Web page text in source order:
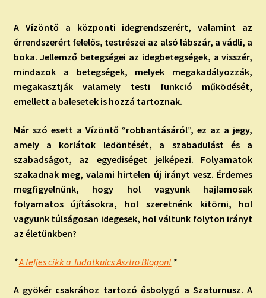
TAROT ELEMZÉS MEGRENDELÉSE LIMITÁLT!
AJÁNDÉKOKKAL!
A Vízöntő a központi idegrendszerért, valamint az
érrendszerért felelős, testrészei az alsó lábszár, a vádli, a
boka. Jellemző betegségei az idegbetegségek, a visszér,
mindazok a betegségek, melyek megakadályozzák,
megakasztják valamely testi funkció működését,
emellett a balesetek is hozzá tartoznak.
Már szó esett a Vízöntő “robbantásáról”, ez az a jegy,
amely a korlátok ledöntését, a szabadulást és a
szabadságot, az egyediséget jelképezi. Folyamatok
szakadnak meg, valami hirtelen új irányt vesz. Érdemes
megfigyelnünk, hogy hol vagyunk hajlamosak
folyamatos újításokra, hol szeretnénk kitörni, hol
vagyunk túlságosan idegesek, hol váltunk folyton irányt
az életünkben?
*A teljes cikk a Tudatkulcs Asztro Blogon! *
A gyökér csakrához tartozó ősbolygó a Szaturnusz. A